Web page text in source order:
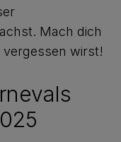
Mach dich
vergessen wirst!